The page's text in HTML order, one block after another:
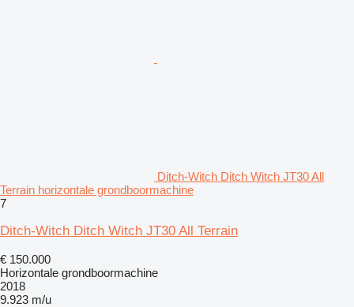
Ditch-Witch Ditch Witch JT30 All
Terrain horizontale grondboormachine
7
Ditch-Witch Ditch Witch JT30 All Terrain
€ 150.000
Horizontale grondboormachine
2018
9.923 m/u